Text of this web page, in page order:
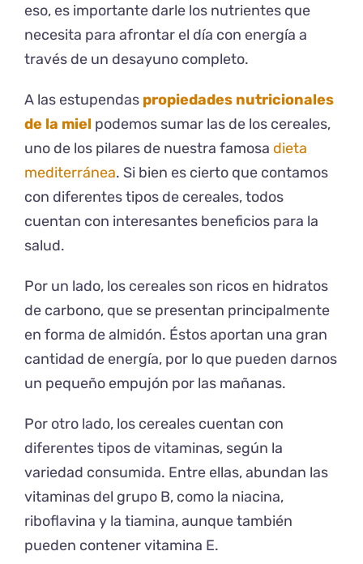
eso, es importante darle los nutrientes que
necesita para afrontar el día con energía a
través de un desayuno completo.
A las estupendas propiedades nutricionales
de la miel podemos sumar las de los cereales,
uno de los pilares de nuestra famosa dieta
mediterránea. Si bien es cierto que contamos
con diferentes tipos de cereales, todos
cuentan con interesantes beneficios para la
salud.
Por un lado, los cereales son ricos en hidratos
de carbono, que se presentan principalmente
en forma de almidón. Éstos aportan una gran
cantidad de energía, por lo que pueden darnos
un pequeño empujón por las mañanas.
Por otro lado, los cereales cuentan con
diferentes tipos de vitaminas, según la
variedad consumida. Entre ellas, abundan las
vitaminas del grupo B, como la niacina,
riboflavina y la tiamina, aunque también
pueden contener vitamina E.